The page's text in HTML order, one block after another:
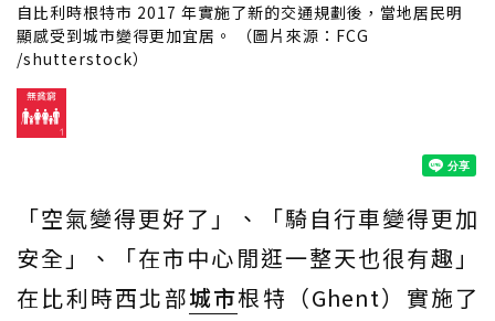
自比利時根特市 2017 年實施了新的交通規劃後，當地居民明
顯感受到城市變得更加宜居。 （圖片來源：FCG
/shutterstock）
「空氣變得更好了」、「騎自行車變得更加
安全」、「在市中心閒逛一整天也很有趣」
在比利時西北部城市根特（Ghent）實施了